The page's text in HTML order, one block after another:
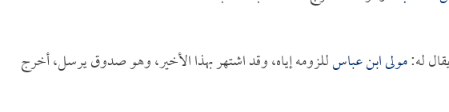
له:مولى ابن عباسللزومه إياه، وقد اشتهر بهذا الأخير، وهو صدوق يرسل، أخرج